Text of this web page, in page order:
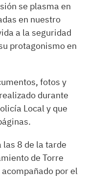
se plasma en
en nuestro
a la seguridad
protagonismo en
fotos y
durante
Local y que
las 8 de la tarde
de Torre
por el